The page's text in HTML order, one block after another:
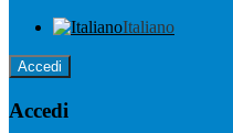
Italiano
Accedi
Accedi